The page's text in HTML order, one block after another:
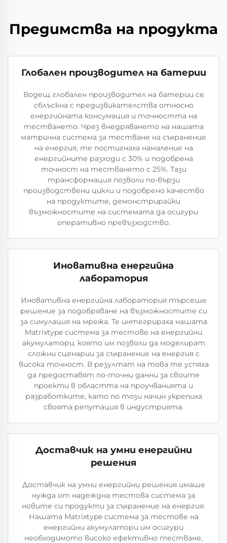
Предимства на продукта
Глобален производител на батерии
Водещ глобален производител на батерии се
сблъскна с предизвикателства относно
енергийната консумация и точността на
тестването. Чрез внедряването на нашата
матрична система за тестване на съхранение
на енергия, те постигнаха намаление на
енергийните разходи с 30% и подобрена
точност на тестването с 25%. Тази
трансформация позволи по-бързи
производствени цикли и подобрено качество
на продуктите, демонстрирайки
възможностите на системата да осигури
оперативно превъзходство.
Иновативна енергийна
лаборатория
Иновативна енергийна лаборатория търсеше
решение за подобряване на възможностите си
за симулация на мрежа. Те интегрираха нашата
Matrixtype система за тестове на енергийни
акумулатори, която им позволи да моделират
сложни сценарии за съхранение на енергия с
висока точност. В резултат на това те успяха
да предоставят по-точни данни за своите
проекти в областта на проучванията и
разработките, като по този начин укрепиха
своята репутация в индустрията.
Доставчик на умни енергийни
решения
Доставчик на умни енергийни решения имаше
нужда от надеждна тестова система за
новите си продукти за съхранение на енергия.
Нашата Matrixtype система за тестове на
енергийни акумулатори им осигури
необходимото високо ефективно тестване,